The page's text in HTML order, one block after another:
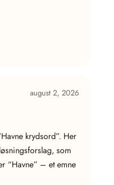
august 2, 2026
krydsord”. Her
som
“Havne” – et emne